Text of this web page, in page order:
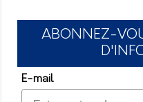
ABONNEZ-
E-mail